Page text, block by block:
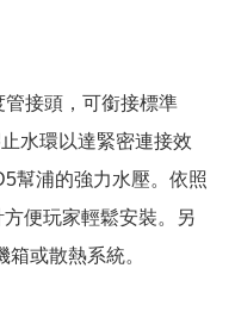
接頭，可銜接標準
水環以達緊密連接效
幫浦的強力水壓。依照
便玩家輕鬆安裝。另
或散熱系統。